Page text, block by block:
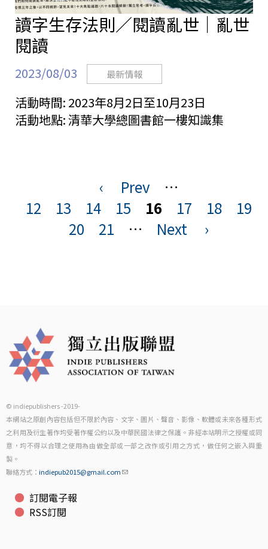
讀字生存法則／閱讀亂世｜亂世
閱讀
2023/08/03 最新情報
活動時間: 2023年8月2日至10月23日
活動地點:清華大學總圖書館一樓知識集
‹ Prev
…
12
13 14 15 16 17 18
19
20
21 … Next ›
© indiepublishers -2019-
本網站之原創內容包括但不限於內容、文字、圖片、聲音、影像、軟體或未來各種形式
之利用及衍生著作均受著作權公約以及中華民國法律之保護。非經本站明示之授權或同
意，均不得以合理之使用為由做全部或一部之改作或引用之方式，做任何之嵌入與重
製。
聯絡方式： indiepub2015@gmail.com
訂閱電子報
RSS訂閱